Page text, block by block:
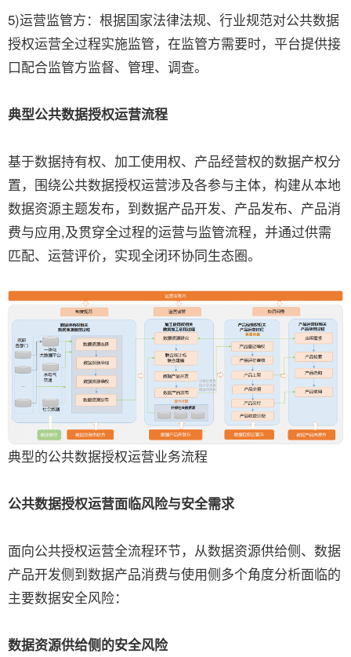
5)运营监管方：根据国家法律法规、行业规范对公共数据
授权运营全过程实施监管，在监管方需要时，平台提供接
口配合监管方监督、管理、调查。
典型公共数据授权运营流程
基于数据持有权、加工使用权、产品经营权的数据产权分
置，围绕公共数据授权运营涉及各参与主体，构建从本地
数据资源主题发布，到数据产品开发、产品发布、产品消
费与应用,及贯穿全过程的运营与监管流程，并通过供需
匹配、运营评价，实现全闭环协同生态圈。
典型的公共数据授权运营业务流程
公共数据授权运营面临风险与安全需求
面向公共授权运营全流程环节，从数据资源供给侧、数据
产品开发侧到数据产品消费与使用侧多个角度分析面临的
主要数据安全风险：
数据资源供给侧的安全风险